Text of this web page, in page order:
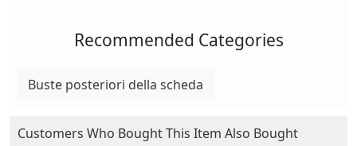
Recommended Categories
Buste posteriori della scheda
Customers Who Bought This Item Also Bought